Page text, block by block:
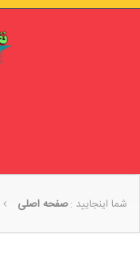
شما اینجایید :صفحه اصلی